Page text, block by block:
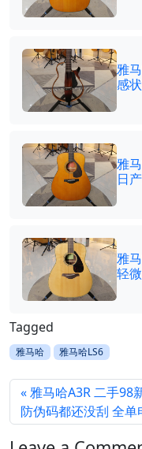
雅
感
雅
日
雅
轻
Tagged
雅马哈 雅马哈LS6
雅马哈A3R 二手98
防伪码都还没刮 全单